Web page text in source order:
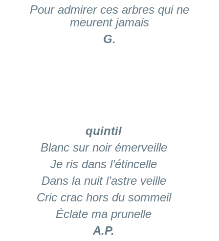
Pour admirer ces arbres qui ne
meurent jamais
G.
quintil
Blanc sur noir émerveille
Je ris dans l’étincelle
Dans la nuit l’astre veille
Cric crac hors du sommeil
Éclate ma prunelle
A.P.